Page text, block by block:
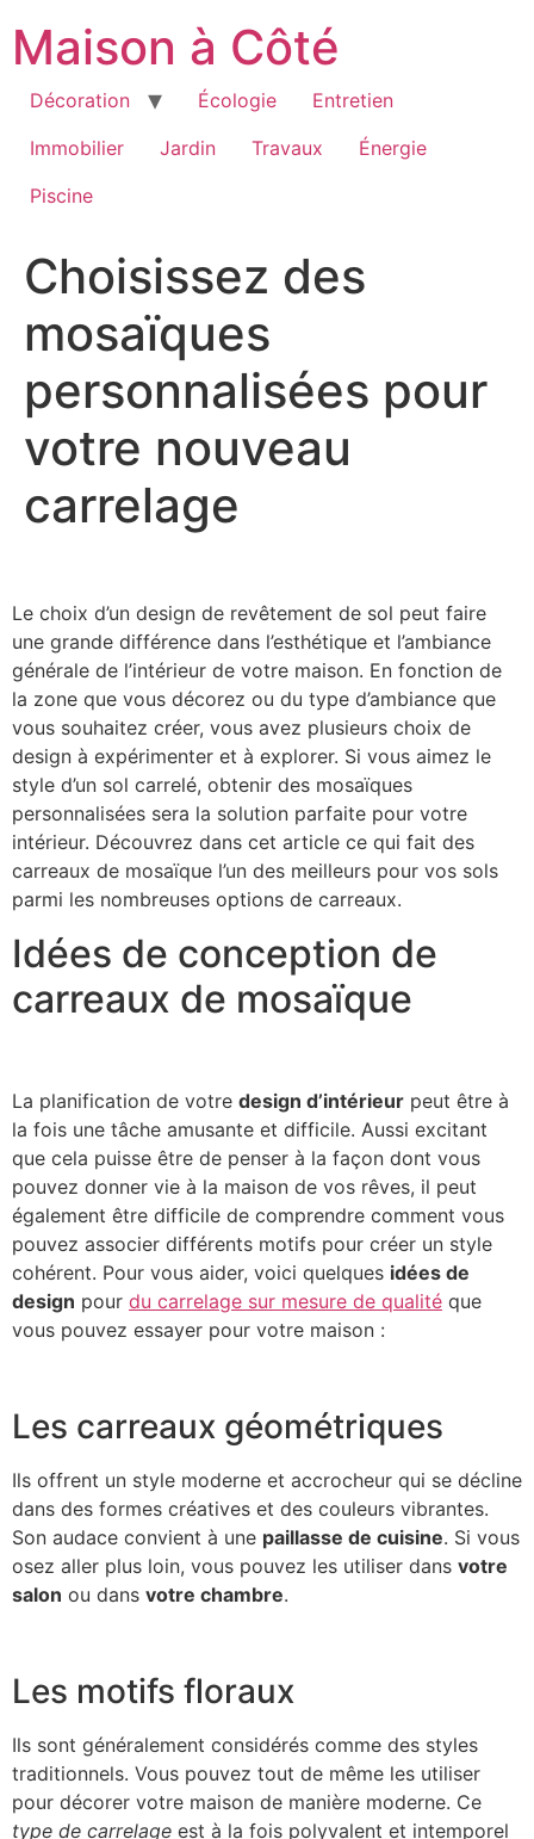
contenu
Maison à Côté
Décoration Écologie
Entretien
Immobilier
Jardin Travaux
Énergie
Piscine
Choisissez des
mosaïques
personnalisées pour
votre nouveau
carrelage
Le choix d’un design de revêtement de sol peut faire
une grande différence dans l’esthétique et l’ambiance
générale de l’intérieur de votre maison. En fonction de
la zone que vous décorez ou du type d’ambiance que
vous souhaitez créer, vous avez plusieurs choix de
design à expérimenter et à explorer. Si vous aimez le
style d’un sol carrelé, obtenir des mosaïques
personnalisées sera la solution parfaite pour votre
intérieur. Découvrez dans cet article ce qui fait des
carreaux de mosaïque l’un des meilleurs pour vos sols
parmi les nombreuses options de carreaux.
Idées de conception de
carreaux de mosaïque
La planification de votre design d’intérieur peut être à
la fois une tâche amusante et difficile. Aussi excitant
que cela puisse être de penser à la façon dont vous
pouvez donner vie à la maison de vos rêves, il peut
également être difficile de comprendre comment vous
pouvez associer différents motifs pour créer un style
cohérent. Pour vous aider, voici quelques idées de
design pour du carrelage sur mesure de qualité que
vous pouvez essayer pour votre maison :
Les carreaux géométriques
Ils offrent un style moderne et accrocheur qui se décline
dans des formes créatives et des couleurs vibrantes.
Son audace convient à une paillasse de cuisine. Si vous
osez aller plus loin, vous pouvez les utiliser dans votre
salon ou dans votre chambre.
Les motifs floraux
Ils sont généralement considérés comme des styles
traditionnels. Vous pouvez tout de même les utiliser
pour décorer votre maison de manière moderne. Ce
type de carrelage est à la fois polyvalent et intemporel